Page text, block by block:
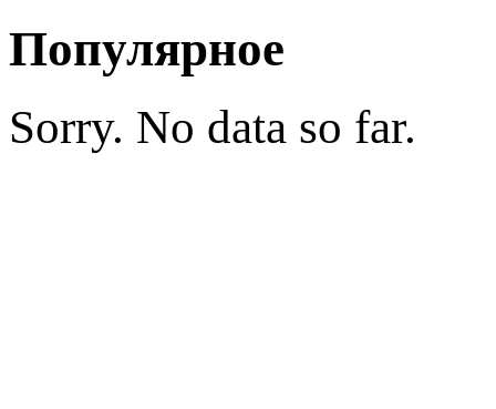
Популярное
Sorry. No data so far.